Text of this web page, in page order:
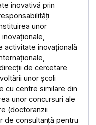
inovativă prin
unor
activitate inovațională
de cercetare
unor școli
cu centre similare din
unor concursuri ale
(doctoranzii
de consultanță pentru